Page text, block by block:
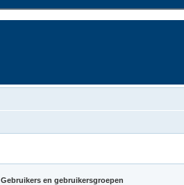
Gebruikers en gebruikersgroepen